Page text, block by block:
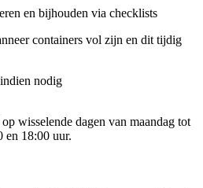
en bijhouden via checklists
containers vol zijn en dit tijdig
nodig
wisselende dagen van maandag tot
en 18:00 uur.